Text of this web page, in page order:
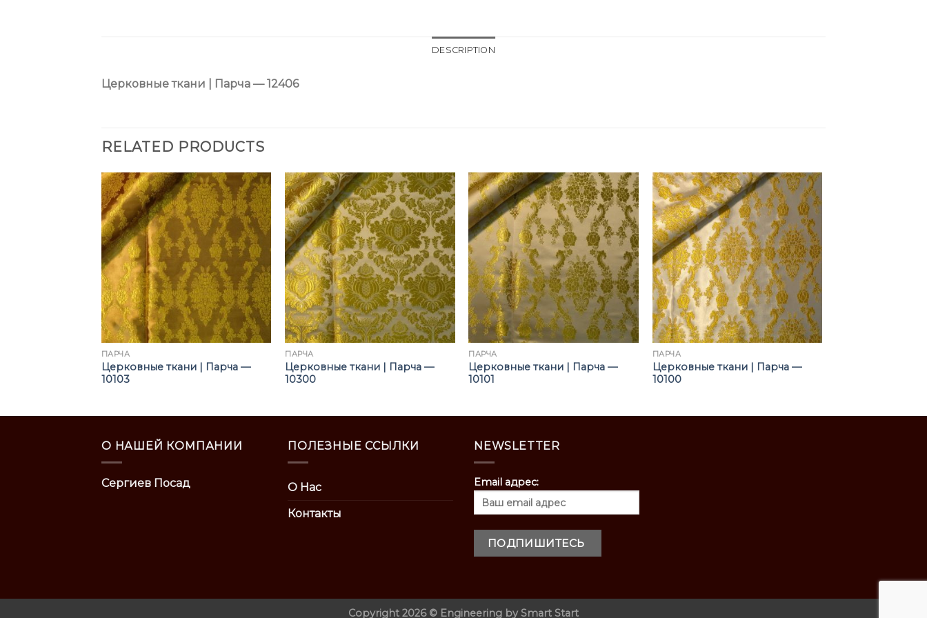
DESCRIPTION
Церковные ткани | Парча — 12406
RELATED PRODUCTS
ПАРЧА
Церковные ткани | Парча —
10103
ПАРЧА
Церковные ткани | Парча —
10300
ПАРЧА
Церковные ткани | Парча —
10101
ПАРЧА
Церковные ткани | Парча —
10100
О НАШЕЙ КОМПАНИИ
Сергиев Посад
ПОЛЕЗНЫЕ ССЫЛКИ
О Нас
Контакты
NEWSLETTER
Email адрес:
Copyright 2026 © Engineering by Smart Start